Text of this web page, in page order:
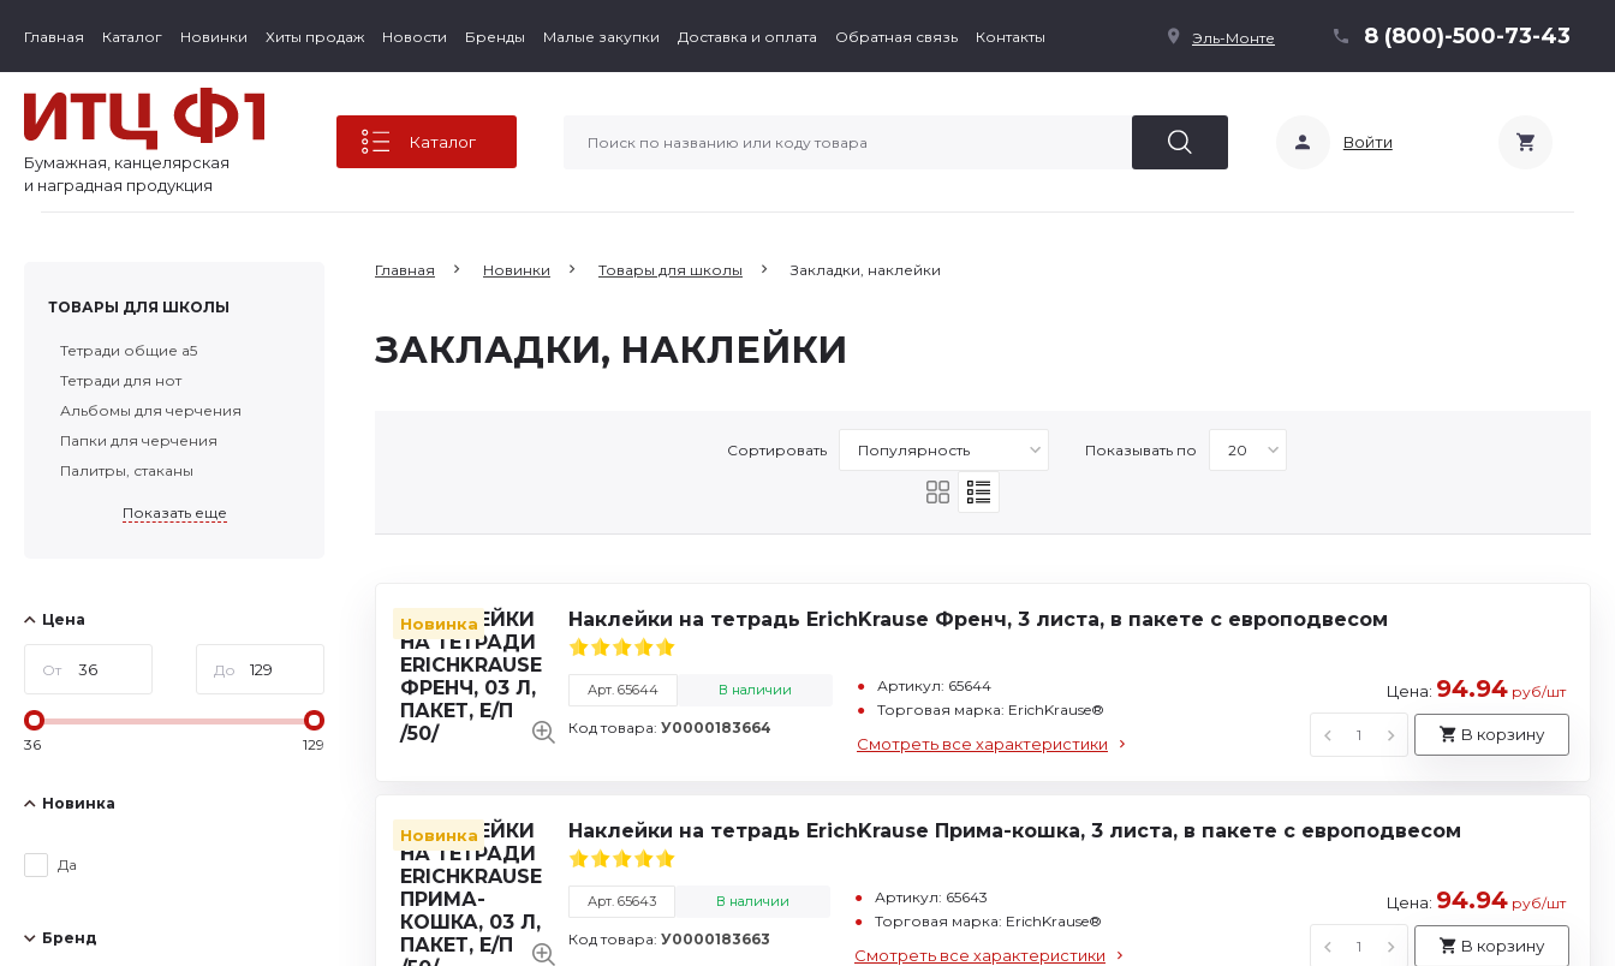
Главная Каталог Новинки Хиты продаж Новости Бренды Малые закупки Доставка и оплата Обратная связь Контакты Эль-Монте 8 (800)-500-73-43
Бумажная, канцелярская
и наградная продукция
Каталог Войти
ТОВАРЫ ДЛЯ ШКОЛЫ
Тетради общие а5
Тетради для нот
Альбомы для черчения
Папки для черчения
Палитры, стаканы
Показать еще
Цена
От До
36 129
Новинка
Да
Бренд
Главная Новинки Товары для школы Закладки, наклейки
ЗАКЛАДКИ, НАКЛЕЙКИ
Сортировать Показывать по
Новинка Наклейки на тетрадь ErichKrause Френч, 3 листа, в пакете с европодвесом
Арт. 65644 В наличии
Код товара: У0000183664
Артикул: 65644
Торговая марка: ErichKrause®
Смотреть все характеристики
Цена: 94.94 руб/шт
В корзину
Новинка Наклейки на тетрадь ErichKrause Прима-кошка, 3 листа, в пакете с европодвесом
Арт. 65643 В наличии
Код товара: У0000183663
Артикул: 65643
Торговая марка: ErichKrause®
Смотреть все характеристики
Цена: 94.94 руб/шт
В корзину